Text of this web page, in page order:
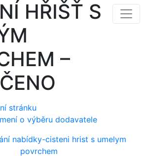
HŘIŠŤ S
–
stránku
o výběru dodavatele
nabídky-cisteni hrist s umelym
povrchem